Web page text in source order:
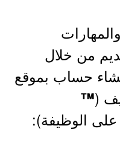
من خلال
حساب بموقع
(
™
على الوظيفة):